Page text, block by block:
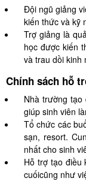
Đội ngũ giảng
kiến thức và kỹ
Trợ giảng là
học được kiến
và trau dồi kinh
Chính sách hỗ
Nhà trường
giúp sinh viên
Tổ chức các
sạn, resort.
nhất cho sinh
Hỗ trợ tạo điều
cuốicũng như